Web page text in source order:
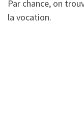
Par chance, on
la vocation.